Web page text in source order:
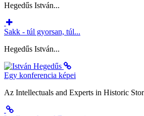
Hegedűs István...
Sakk - túl gyorsan, túl...
Hegedűs István...
Egy konferencia képei
Az Intellectuals and Experts in Historic